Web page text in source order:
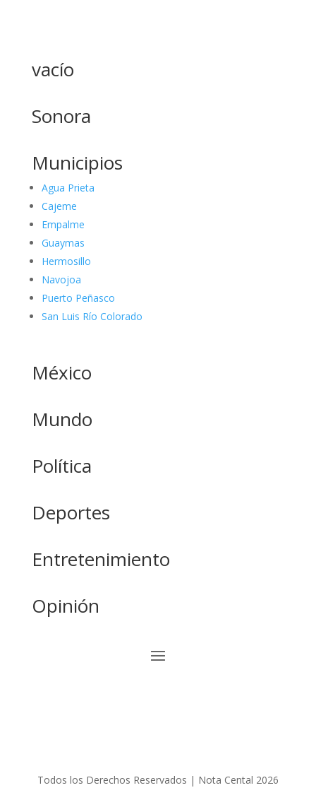
vacío
Sonora
Municipios
Agua Prieta
Cajeme
Empalme
Guaymas
Hermosillo
Navojoa
Puerto Peñasco
San Luis Río Colorado
México
Mundo
Política
Deportes
Entretenimiento
Opinión
Todos los Derechos Reservados | Nota Cental 2026